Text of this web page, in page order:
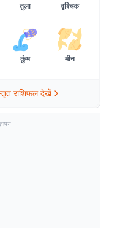
तुला वृश्चिक
कुंभ मीन
राशिफल देखें